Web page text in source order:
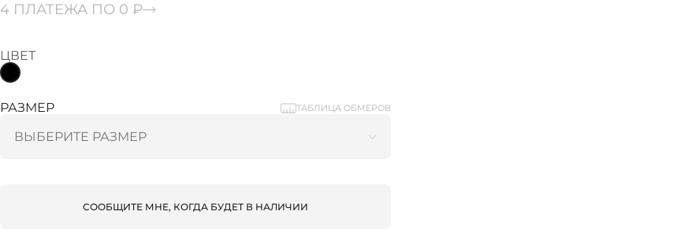
4 ПЛАТЕЖА ПО 0 ₽
ЦВЕТ
РАЗМЕР ТАБЛИЦА ОБМЕРОВ
СООБЩИТЕ МНЕ, КОГДА БУДЕТ В НАЛИЧИИ